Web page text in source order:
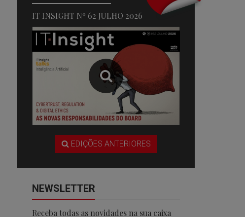
IT INSIGHT Nº 62 JULHO 2026
EDIÇÕES ANTERIORES
NEWSLETTER
Receba todas as novidades na sua caixa